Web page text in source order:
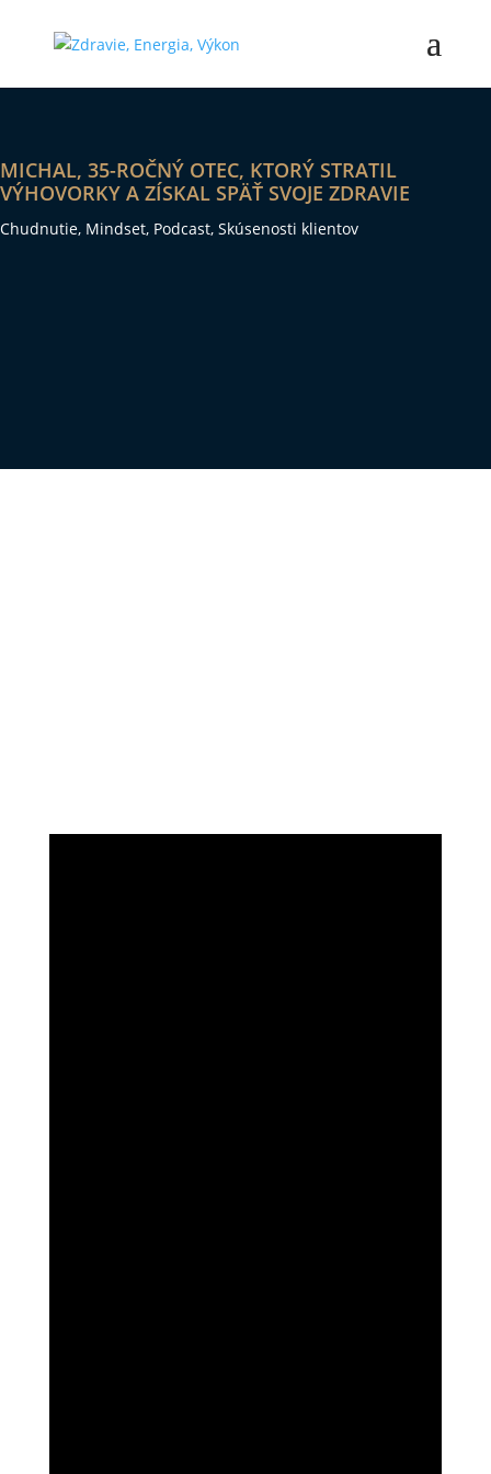
MICHAL, 35-ROČNÝ OTEC, KTORÝ STRATIL
VÝHOVORKY A ZÍSKAL SPÄŤ SVOJE ZDRAVIE
Chudnutie, Mindset, Podcast, Skúsenosti klientov